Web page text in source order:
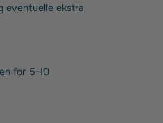
eventuelle ekstra
for 5-10